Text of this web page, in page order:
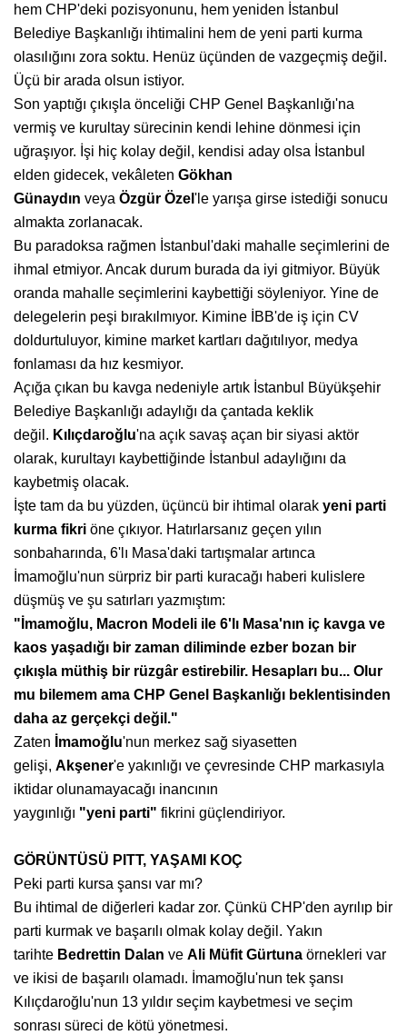
hem CHP'deki pozisyonunu, hem yeniden İstanbul
Belediye Başkanlığı ihtimalini hem de yeni parti kurma
olasılığını zora soktu. Henüz üçünden de vazgeçmiş değil.
Üçü bir arada olsun istiyor.
Son yaptığı çıkışla önceliği CHP Genel Başkanlığı'na
vermiş ve kurultay sürecinin kendi lehine dönmesi için
uğraşıyor. İşi hiç kolay değil, kendisi aday olsa İstanbul
elden gidecek, vekâleten Gökhan
Günaydın veya Özgür Özel 'le yarışa girse istediği sonucu
almakta zorlanacak.
Bu paradoksa rağmen İstanbul'daki mahalle seçimlerini de
ihmal etmiyor. Ancak durum burada da iyi gitmiyor. Büyük
oranda mahalle seçimlerini kaybettiği söyleniyor. Yine de
delegelerin peşi bırakılmıyor. Kimine İBB'de iş için CV
doldurtuluyor, kimine market kartları dağıtılıyor, medya
fonlaması da hız kesmiyor.
Açığa çıkan bu kavga nedeniyle artık İstanbul Büyükşehir
Belediye Başkanlığı adaylığı da çantada keklik
değil. Kılıçdaroğlu'na açık savaş açan bir siyasi aktör
olarak, kurultayı kaybettiğinde İstanbul adaylığını da
kaybetmiş olacak.
İşte tam da bu yüzden, üçüncü bir ihtimal olarak yeni parti
kurma fikri öne çıkıyor. Hatırlarsanız geçen yılın
sonbaharında, 6'lı Masa'daki tartışmalar artınca
İmamoğlu'nun sürpriz bir parti kuracağı haberi kulislere
düşmüş ve şu satırları yazmıştım:
"İmamoğlu, Macron Modeli ile 6'lı Masa'nın iç kavga ve
kaos yaşadığı bir zaman diliminde ezber bozan bir
çıkışla müthiş bir rüzgâr estirebilir. Hesapları bu... Olur
mu bilemem ama CHP Genel
Başkanlığı beklentisinden
daha az gerçekçi değil."
Zaten İmamoğlu'nun merkez sağ siyasetten
gelişi, Akşener'e yakınlığı ve çevresinde CHP markasıyla
iktidar olunamayacağı inancının
yaygınlığı "yeni parti" fikrini güçlendiriyor.
GÖRÜNTÜSÜ PITT, YAŞAMI KOÇ
Peki parti kursa şansı var mı?
Bu ihtimal de diğerleri kadar zor. Çünkü CHP'den ayrılıp bir
parti kurmak ve başarılı olmak kolay değil. Yakın
tarihte Bedrettin Dalan ve Ali Müfit Gürtuna örnekleri var
ve ikisi de başarılı olamadı. İmamoğlu'nun tek şansı
Kılıçdaroğlu'nun 13 yıldır seçim kaybetmesi ve seçim
sonrası süreci de kötü yönetmesi.